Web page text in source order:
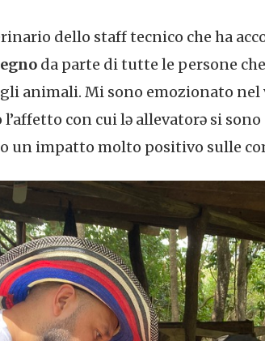
dello staff tecnico che ha
da parte di tutte le persone
animali. Mi sono emozionato
con cui lə allevatorə si
un impatto molto positivo sulle